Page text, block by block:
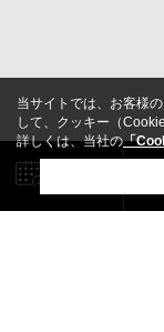
当サイトでは、お客様
して、クッキー（
詳しくは、当社の「